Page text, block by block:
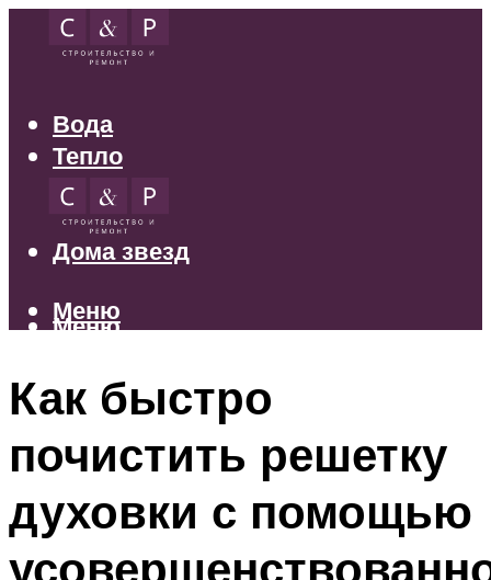
Вода
Тепло
Электрика
Свет
Дома звезд
Меню
Меню
Как быстро
почистить решетку
духовки с помощью